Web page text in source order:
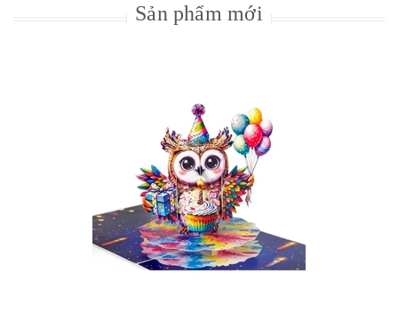
Sản phẩm mới